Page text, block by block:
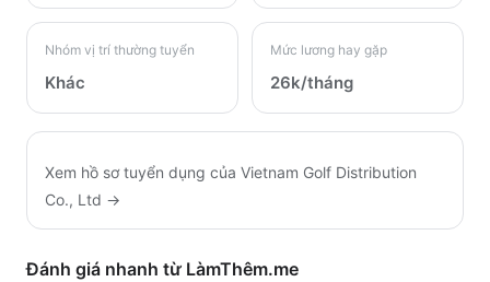
Nhóm vị trí thường tuyển
Khác
Mức lương hay gặp
26k/tháng
Xem hồ sơ tuyển dụng của Vietnam Golf Distribution
Co., Ltd →
Đánh giá nhanh từ LàmThêm.me